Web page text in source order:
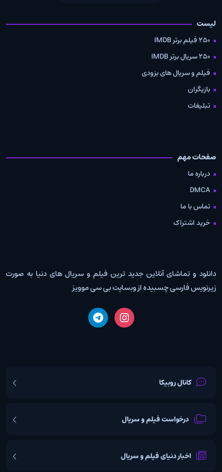
لیست
250 فیلم برتر IMDB
250 سریال برتر IMDB
فیلم و سریال های بزودی
بازیگران
تبلیغات
صفحات مهم
درباره ما
DMCA
تماس با ما
خرید اشتراک
دانلود و تماشای آنلاین جدید ترین فیلم و سریال های دنیا به صورت
زیرنویس فارسی چسبیده از وبسایت بی سی موویز
کانال روبیکا
درخواست فیلم و سریال
اخبار دنیای فیلم و سریال